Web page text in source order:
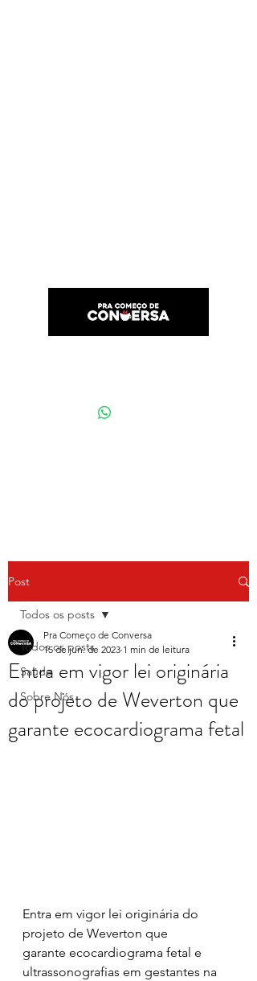
Post
Todos os posts
Saúde
Sobre Nós
Todos os posts
Entra em vigor lei originária
do projeto de Weverton que
garante ecocardiograma fetal
Pra Começo de Conversa
15 de jun. de 2023 1 min de leitura
Entra em vigor lei originária do
projeto de Weverton que
garante ecocardiograma fetal e
ultrassonografias em gestantes na